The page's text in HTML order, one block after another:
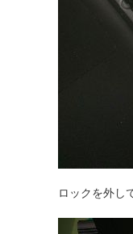
ロックを外し